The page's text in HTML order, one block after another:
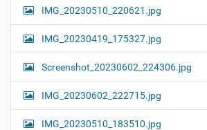
IMG_20230510_220621.jpg
IMG_20230419_175327.jpg
Screenshot_20230602_224306.jpg
IMG_20230602_222715.jpg
IMG_20230510_183510.jpg